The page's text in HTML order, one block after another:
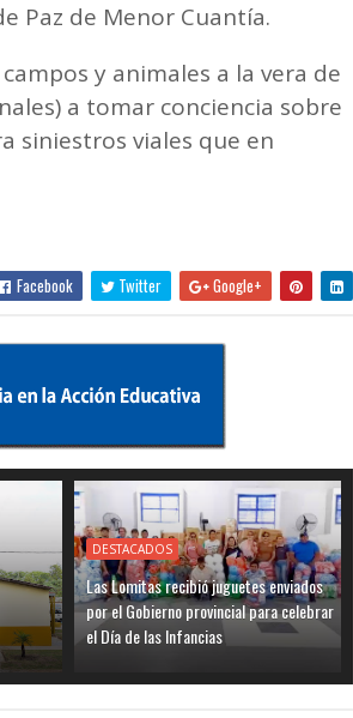
Paz de Menor Cuantía.
y animales a la vera de
a tomar conciencia sobre
siniestros viales que en
Facebook Twitter Google+
DESTACADOS
Las Lomitas recibió juguetes enviados
por el Gobierno provincial para celebrar
el Día de las Infancias